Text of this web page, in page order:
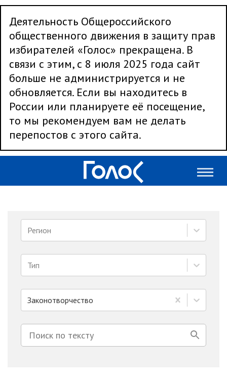
Деятельность Общероссийского
общественного движения в защиту прав
избирателей «Голос» прекращена. В
связи с этим, с 8 июля 2025 года сайт
больше не администрируется и не
обновляется. Если вы находитесь в
России или планируете её посещение,
то мы рекомендуем вам не делать
перепостов с этого сайта.
Регион
Тип
Законотворчество